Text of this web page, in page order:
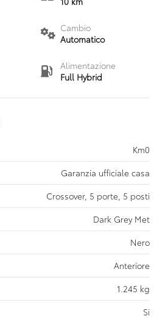
Cambio
Automatico
Alimentazione
Full Hybrid
Km0
Garanzia ufficiale casa
Crossover, 5 porte, 5 posti
Dark Grey Met
Nero
Anteriore
1.245 kg
Si